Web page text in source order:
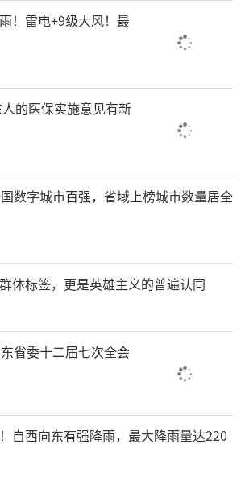
！雷电+9级大风！最
的医保实施意见有新
数字城市百强，省域上榜城市数量居全
体标签，更是英雄主义的普遍认同
省委十二届七次全会
自西向东有强降雨，最大降雨量达220